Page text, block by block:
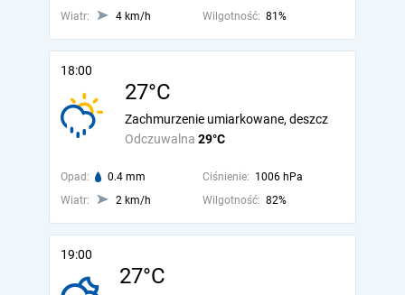
Wiatr:
4 km/h Wilgotność: 81%
18:00
27°C
Odczuwalna 29°C
Zachmurzenie umiarkowane, deszcz
Opad: 0.4 mm Ciśnienie: 1006 hPa
Wiatr:
2 km/h Wilgotność: 82%
19:00
27°C